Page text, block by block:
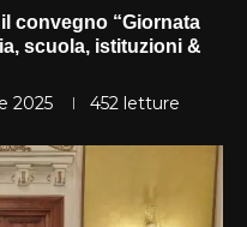
convegno “Giornata
scuola, istituzioni &
2025 452 letture